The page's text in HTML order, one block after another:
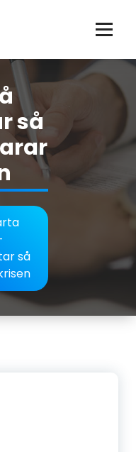
så
så